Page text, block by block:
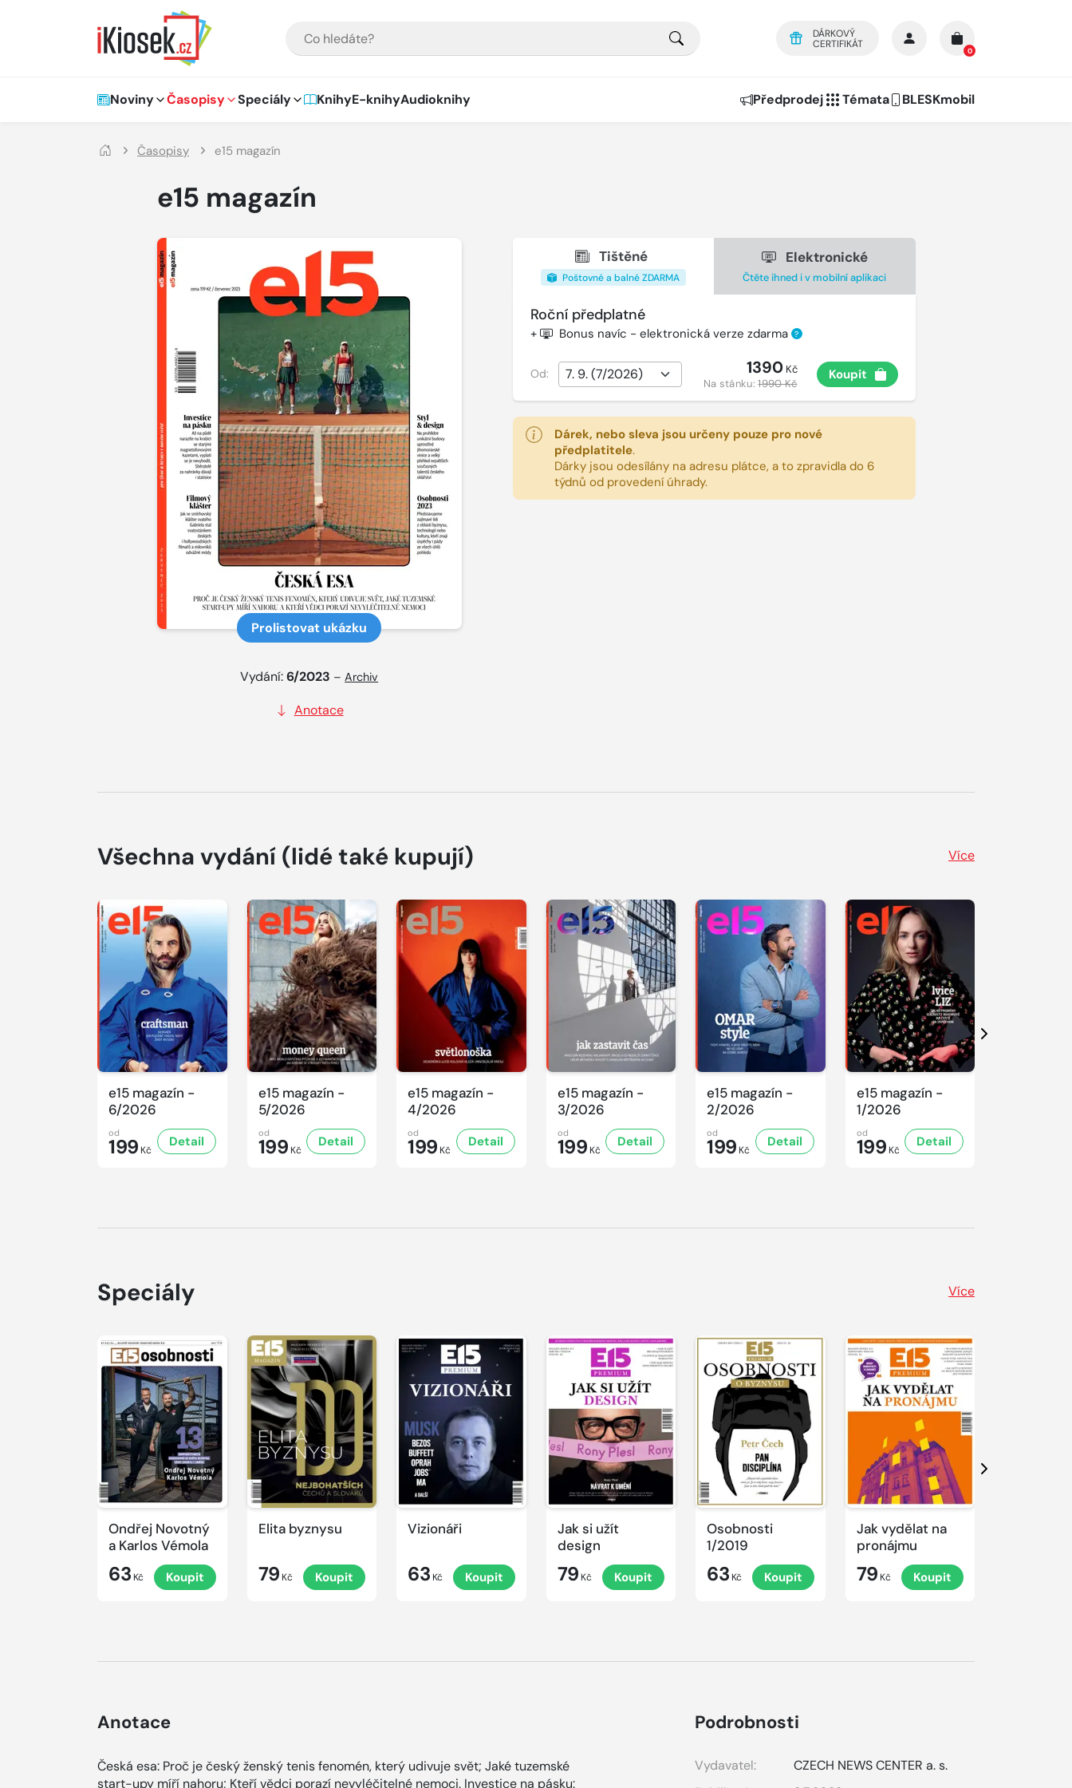
DÁRKOVÝ
CERTIFIKÁT
0
Hlavní navigace
Noviny Časopisy Speciály KnihyE-knihyAudioknihy Předprodej Témata BLESKmobil
Časopisy e15 magazín
e15 magazín
Prolistovat ukázku
Vydání:6/2023 –Archiv
Anotace
Tištěné
Poštovné a balné ZDARMA
Elektronické
Čtěte ihned i v mobilní aplikaci
Roční předplatné
+ Bonus navíc - elektronická verze zdarma ?
Od: 1390Kč
Na stánku:1990 Kč
Koupit
Dárek, nebo sleva jsou určeny pouze pro nové
předplatitele.
Dárky jsou odesílány na adresu plátce, a to zpravidla do 6
týdnů od provedení úhrady.
Všechna vydání (lidé také kupují) Více
e15 magazín -
6/2026
od
199 Kč
Detail
e15 magazín -
5/2026
od
199 Kč
Detail
e15 magazín -
4/2026
od
199 Kč
Detail
e15 magazín -
3/2026
od
199 Kč
Detail
e15 magazín -
2/2026
od
199 Kč
Detail
e15 magazín -
1/2026
od
199 Kč
Detail
Další
Speciály Více
Ondřej Novotný
a Karlos Vémola
63 Kč Koupit
Elita byznysu
79 Kč Koupit
Vizionáři
63 Kč Koupit
Jak si užít
design
79 Kč Koupit
Osobnosti
1/2019
63 Kč Koupit
Jak vydělat na
pronájmu
79 Kč Koupit
Další
Anotace
Česká esa: Proč je český ženský tenis fenomén, který udivuje svět; Jaké tuzemské
start-upy míří nahoru; Kteří vědci porazí nevyléčitelné nemoci. Investice na pásku:
Podrobnosti
Vydavatel:
CZECH NEWS CENTER a. s.